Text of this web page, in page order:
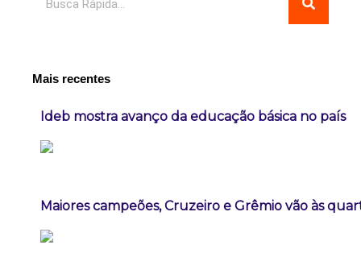
Mais recentes
Ideb mostra avanço da educação básica no país
Maiores campeões, Cruzeiro e Grêmio vão às